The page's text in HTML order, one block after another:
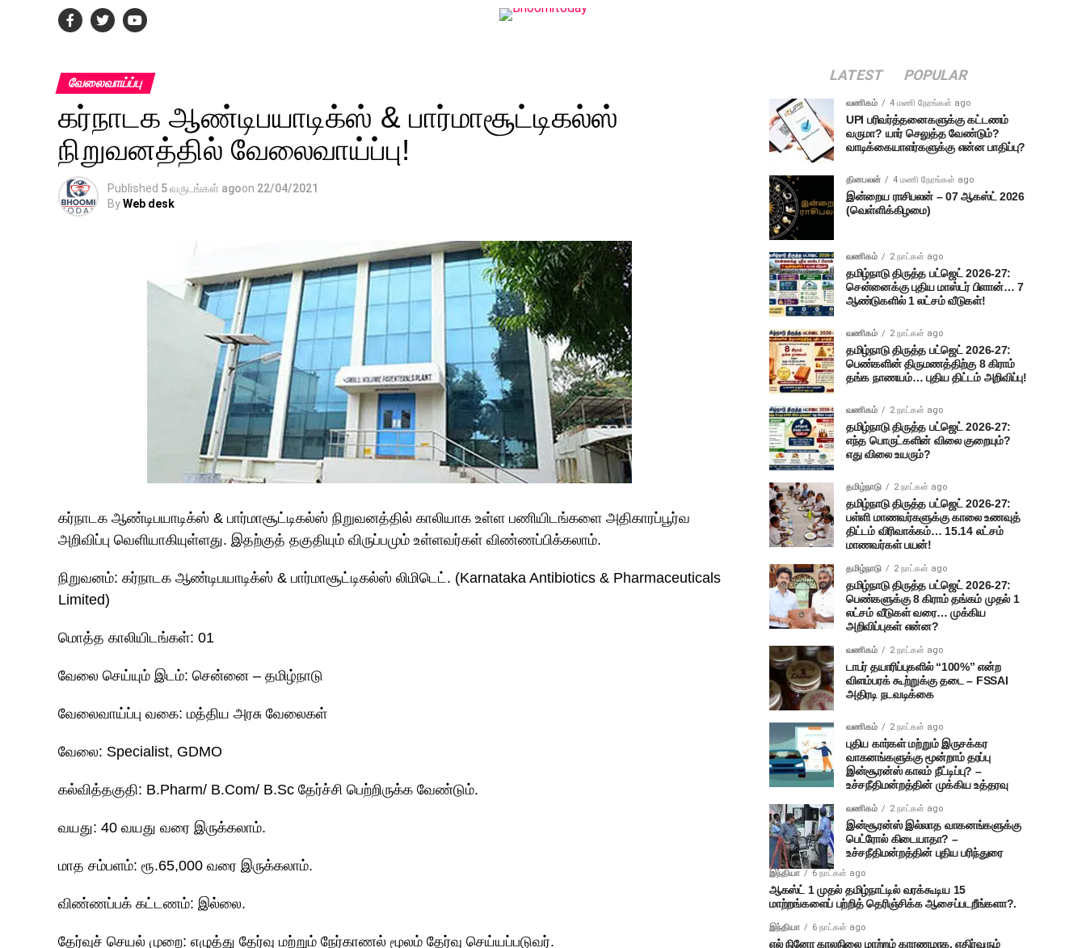
வேலைவாய்ப்பு
கர்நாடக ஆண்டிபயாடிக்ஸ் & பார்மாசூட்டிகல்ஸ்
நிறுவனத்தில் வேலைவாய்ப்பு!
Published 5 வருடங்கள் agoon 22/04/2021
ByWeb desk
கர்நாடக ஆண்டிபயாடிக்ஸ் & பார்மாசூட்டிகல்ஸ் நிறுவனத்தில் காலியாக உள்ள பணியிடங்களை அதிகாரப்பூர்வ
அறிவிப்பு வெளியாகியுள்ளது. இதற்குத் தகுதியும் விருப்பமும் உள்ளவர்கள் விண்ணப்பிக்கலாம்.
நிறுவனம்: கர்நாடக ஆண்டிபயாடிக்ஸ் & பார்மாசூட்டிகல்ஸ் லிமிடெட். (Karnataka Antibiotics & Pharmaceuticals
Limited)
மொத்த காலியிடங்கள்: 01
வேலை செய்யும் இடம்: சென்னை – தமிழ்நாடு
வேலைவாய்ப்பு வகை: மத்திய அரசு வேலைகள்
வேலை: Specialist, GDMO
கல்வித்தகுதி: B.Pharm/ B.Com/ B.Sc தேர்ச்சி பெற்றிருக்க வேண்டும்.
வயது: 40 வயது வரை இருக்கலாம்.
மாத சம்பளம்: ரூ.65,000 வரை இருக்கலாம்.
விண்ணப்பக் கட்டணம்: இல்லை.
தேர்வுச் செயல் முறை: எழுத்து தேர்வு மற்றும் நேர்காணல் மூலம் தேர்வு செய்யப்படுவர்.
LATEST POPULAR
வணிகம் 4 மணி நேரங்கள் ago
UPI பரிவர்த்தனைகளுக்கு கட்டணம்
வருமா? யார் செலுத்த வேண்டும்?
வாடிக்கையாளர்களுக்கு என்ன பாதிப்பு?
தினபலன் 4 மணி நேரங்கள் ago
இன்றைய ராசிபலன் – 07 ஆகஸ்ட் 2026
(வெள்ளிக்கிழமை)
வணிகம் 2 நாட்கள் ago
தமிழ்நாடு திருத்த பட்ஜெட் 2026-27:
சென்னைக்கு புதிய மாஸ்டர் பிளான்… 7
ஆண்டுகளில் 1 லட்சம் வீடுகள்!
வணிகம் 2 நாட்கள் ago
தமிழ்நாடு திருத்த பட்ஜெட் 2026-27:
பெண்களின் திருமணத்திற்கு 8 கிராம்
தங்க நாணயம்… புதிய திட்டம் அறிவிப்பு!
வணிகம் 2 நாட்கள் ago
தமிழ்நாடு திருத்த பட்ஜெட் 2026-27:
எந்த பொருட்களின் விலை குறையும்?
எது விலை உயரும்?
தமிழ்நாடு 2 நாட்கள் ago
தமிழ்நாடு திருத்த பட்ஜெட் 2026-27:
பள்ளி மாணவர்களுக்கு காலை உணவுத்
திட்டம் விரிவாக்கம்… 15.14 லட்சம்
மாணவர்கள் பயன்!
தமிழ்நாடு 2 நாட்கள் ago
தமிழ்நாடு திருத்த பட்ஜெட் 2026-27:
பெண்களுக்கு 8 கிராம் தங்கம் முதல் 1
லட்சம் வீடுகள் வரை… முக்கிய
அறிவிப்புகள் என்ன?
வணிகம் 2 நாட்கள் ago
டாபர் தயாரிப்புகளில் “100%” என்ற
விளம்பரக் கூற்றுக்கு தடை – FSSAI
அதிரடி நடவடிக்கை
வணிகம் 2 நாட்கள் ago
புதிய கார்கள் மற்றும் இருசக்கர
வாகனங்களுக்கு மூன்றாம் தரப்பு
இன்சூரன்ஸ் காலம் நீட்டிப்பு? –
உச்சநீதிமன்றத்தின் முக்கிய உத்தரவு
வணிகம் 2 நாட்கள் ago
இன்சூரன்ஸ் இல்லாத வாகனங்களுக்கு
பெட்ரோல் கிடையாதா? –
உச்சநீதிமன்றத்தின் புதிய பரிந்துரை
இந்தியா 6 நாட்கள் ago
ஆகஸ்ட் 1 முதல் தமிழ்நாட்டில் வரக்கூடிய 15
மாற்றங்களைப் பற்றித் தெரிஞ்சிக்க ஆசைப்படறீங்களா?.
இந்தியா 6 நாட்கள் ago
எல் நினோ காலநிலை மாற்றம் காரணமாக, எதிர்வரும்